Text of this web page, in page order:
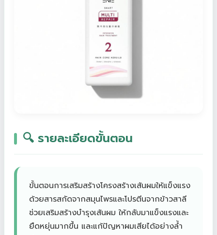
🔍 รายละเอียดขั้นตอน
ขั้นตอนการเสริมสร้างโครงสร้างเส้นผมให้แข็งแรง
ด้วยสารสกัดจากสมุนไพรและโปรตีนจากข้าวสาลี
ช่วยเสริมสร้างบำรุงเส้นผม ให้กลับมาแข็งแรงและ
ยืดหยุ่นมากขึ้น และแก้ปัญหาผมเสียได้อย่างล้ำ